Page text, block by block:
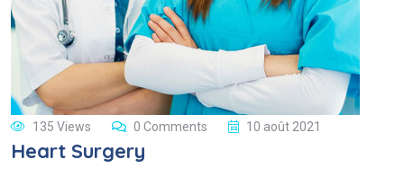
135 Views 0 Comments 10 août 2021
Heart Surgery